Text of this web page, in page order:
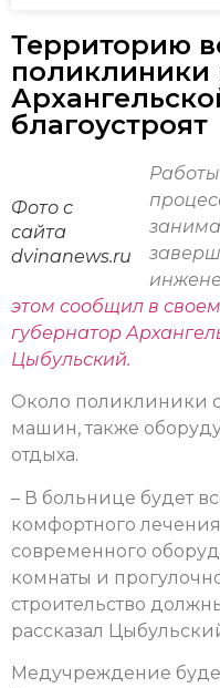
Территорию
поликлиники
благоустроят
Фото с
сайта
dvinanews.ru
этом сообщил в
губернатор
Цыбульский.
Около поликлиники
машин, также
отдыха.
– В больнице будет
комфортного
современного
комнаты и
строительство
рассказал
Медучреждение